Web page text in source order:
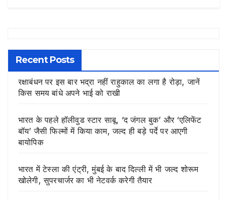
Recent Posts
रक्षाबंधन पर इस बार भद्रा नहीं राहुकाल का लगा है रोड़ा, जानें
किस समय बांधे अपने भाई को राखी
भारत के पहले हॉलीवुड स्टार साबू, ‘द जंगल बुक’ और ‘एलिफेंट
बॉय’ जैसी फिल्मों में किया काम, जल्द ही बड़े पर्दे पर आएगी
बायोपिक
भारत में टेस्ला की एंट्री, मुंबई के बाद दिल्ली में भी जल्द शोरूम
खोलेगी, सुपरचार्जर का भी नेटवर्क करेगी तैयार